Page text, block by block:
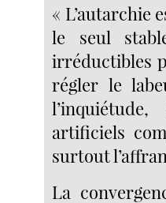
« L’autarchie
le seul
irréductibles
régler le
artificiels
surtout
La